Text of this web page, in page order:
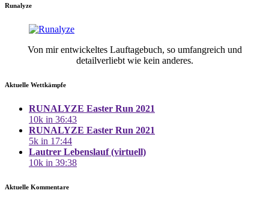
Runalyze
Von mir entwickeltes Lauftagebuch, so umfangreich und
detailverliebt wie kein anderes.
Aktuelle Wettkämpfe
RUNALYZE Easter Run 2021
10k in 36:43
RUNALYZE Easter Run 2021
5k in 17:44
Lautrer Lebenslauf (virtuell)
10k in 39:38
Aktuelle Kommentare